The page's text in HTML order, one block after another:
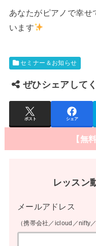
あなたがピアノで幸せ
います
セミナー＆お知らせ
ぜひシェアして
ポスト シェア
【無
レッスン
メールアドレス
（携帯会社／icloud／nifty